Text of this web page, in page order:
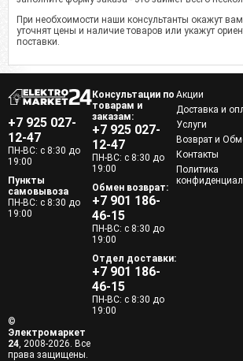
При необхоимости наши консультанты окажут
уточнят цены и наличие товаров или укажут
поставки.
+7 925 027-
12-47
ПН-ВС: с 8:30 до
19:00
Пункты
самовывоза
ПН-ВС: с 8:30 до
19:00
Консультации по
товарам и
заказам:
+7 925 027-
12-47
ПН-ВС: с 8:30 до
19:00
Обмен возврат:
+7 901 186-
46-15
ПН-ВС: с 8:30 до
19:00
Отдел доставки:
+7 901 186-
46-15
ПН-ВС: с 8:30 до
19:00
Акции
Доставка и
Услуги
Возврат и
Контакты
Политика
©
Электромаркет
24, 2008-2026. Все
права защищены.